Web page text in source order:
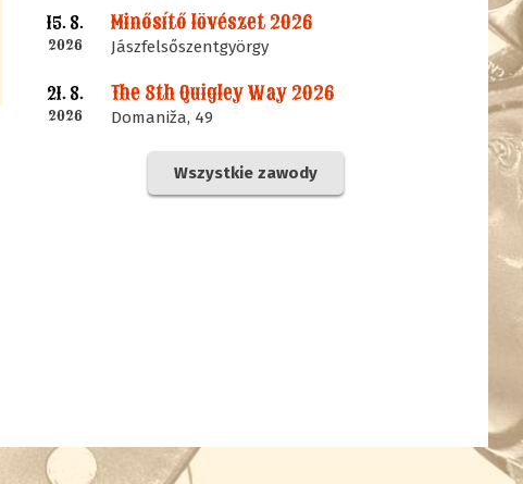
15. 8.
2026
Minősítő lövészet 2026
Jászfelsőszentgyörgy
21. 8.
2026
The 8th Quigley Way 2026
Domaniža, 49
Wszystkie zawody